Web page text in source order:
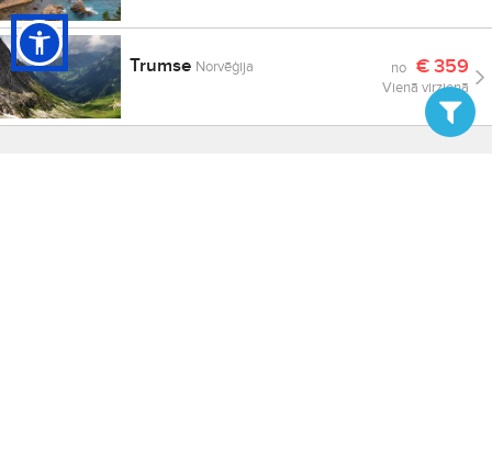
Trumse Norvēģija no €359
Vienā virzienā